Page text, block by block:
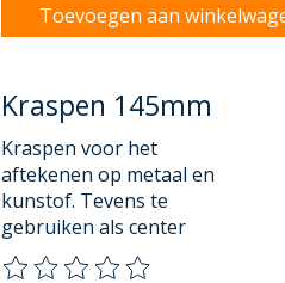
Toevoegen aan
Kraspen 145mm
Kraspen voor het
aftekenen op metaal en
kunstof. Tevens te
gebruiken als center
De beoordeling van dit